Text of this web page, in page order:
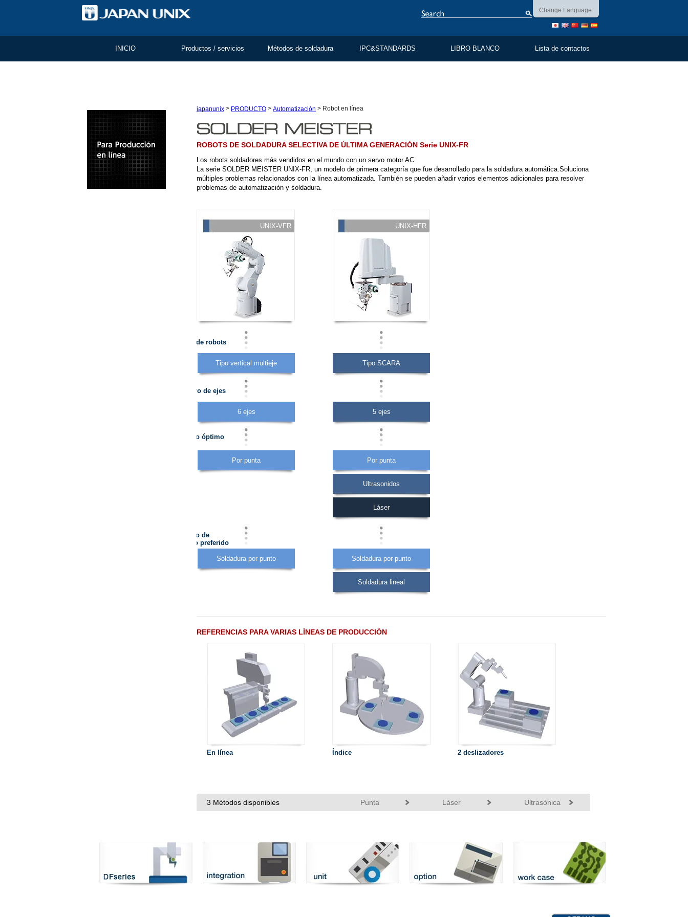
Change Language
INICIO Productos / servicios Métodos de soldadura IPC&STANDARDS LIBRO BLANCO Lista de contactos
japanunix > PRODUCTO > Automatización > Robot en línea
ROBOTS DE SOLDADURA SELECTIVA DE ÚLTIMA GENERACIÓN Serie UNIX-FR
Los robots soldadores más vendidos en el mundo con un servo motor AC.
La serie SOLDER MEISTER UNIX-FR, un modelo de primera categoría que fue desarrollado para la soldadura automática.Soluciona
múltiples problemas relacionados con la línea automatizada. También se pueden añadir varios elementos adicionales para resolver
problemas de automatización y soldadura.
UNIX-VFR
Tipos de robots
Tipo vertical multieje
Número de ejes
6 ejes
Método óptimo
Por punta
UNIX-HFR
Tipo SCARA
5 ejes
Por punta
Ultrasonidos
Láser
Método de
trabajo preferido
Soldadura por punto Soldadura por punto
Soldadura lineal
REFERENCIAS PARA VARIAS LÍNEAS DE PRODUCCIÓN
En línea Índice 2 deslizadores
3 Métodos disponibles Punta Láser Ultrasónica